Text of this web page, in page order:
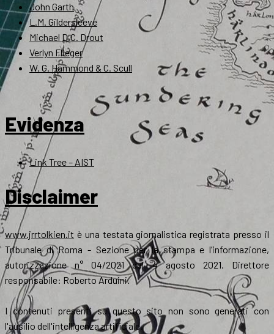
John Garth
L.M. Gildersleeve
Michael D.C. Drout
Verlyn Flieger
W. G. Hammond & C. Scull
Evidenza
Link Tree – AIST
Disclaimer
www.jrrtolkien.it è una testata giornalistica registrata presso il
Tribunale di Roma - Sezione per la stampa e l’informazione,
autorizzazione n° 04/2021 del 4 agosto 2021. Direttore
responsabile: Roberto Arduini.
I contenuti presenti su questo sito non sono generati con
l'ausilio dell'intelligenza artificiale.